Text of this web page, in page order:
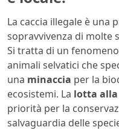
La caccia illegale è una
sopravvivenza di molte
Si tratta di un
animali selvatici che
una minaccia per la
ecosistemi. La lotta alla
priorità per la
salvaguardia delle